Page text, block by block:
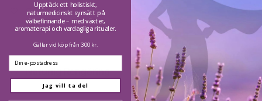
Sömnproblem
Naturlig Rengöring
Upptäck ett holistiskt,
naturmedicinskt synsätt på
välbefinnande – med växter,
aromaterapi och vardagliga ritualer.
Gäller vid köp från 300 kr.
Jag vill ta del